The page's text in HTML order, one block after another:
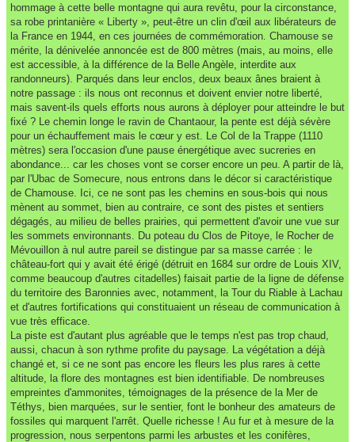
hommage à cette belle montagne qui aura revêtu, pour la circonstance,
sa robe printanière « Liberty », peut-être un clin d'œil aux libérateurs de
la France en 1944, en ces journées de commémoration. Chamouse se
mérite, la dénivelée annoncée est de 800 mètres (mais, au moins, elle
est accessible, à la différence de la Belle Angèle, interdite aux
randonneurs). Parqués dans leur enclos, deux beaux ânes braient à
notre passage : ils nous ont reconnus et doivent envier notre liberté,
mais savent-ils quels efforts nous aurons à déployer pour atteindre le but
fixé ? Le chemin longe le ravin de Chantaour, la pente est déjà sévère
pour un échauffement mais le cœur y est. Le Col de la Trappe (1110
mètres) sera l'occasion d'une pause énergétique avec sucreries en
abondance... car les choses vont se corser encore un peu. A partir de là,
par l'Ubac de Somecure, nous entrons dans le décor si caractéristique
de Chamouse. Ici, ce ne sont pas les chemins en sous-bois qui nous
mènent au sommet, bien au contraire, ce sont des pistes et sentiers
dégagés, au milieu de belles prairies, qui permettent d'avoir une vue sur
les sommets environnants. Du poteau du Clos de Pitoye, le Rocher de
Mévouillon à nul autre pareil se distingue par sa masse carrée : le
château-fort qui y avait été érigé (détruit en 1684 sur ordre de Louis XIV,
comme beaucoup d'autres citadelles) faisait partie de la ligne de défense
du territoire des Baronnies avec, notamment, la Tour du Riable à Lachau
et d'autres fortifications qui constituaient un réseau de communication à
vue très efficace.
La piste est d'autant plus agréable que le temps n'est pas trop chaud,
aussi, chacun à son rythme profite du paysage. La végétation a déjà
changé et, si ce ne sont pas encore les fleurs les plus rares à cette
altitude, la flore des montagnes est bien identifiable. De nombreuses
empreintes d'ammonites, témoignages de la présence de la Mer de
Téthys, bien marquées, sur le sentier, font le bonheur des amateurs de
fossiles qui marquent l'arrêt. Quelle richesse ! Au fur et à mesure de la
progression, nous serpentons parmi les arbustes et les conifères,